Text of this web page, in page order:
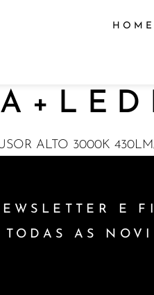
HOME
ALTO 3000K
E
AS